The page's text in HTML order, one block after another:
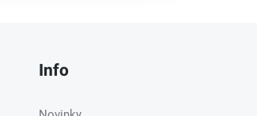
Info